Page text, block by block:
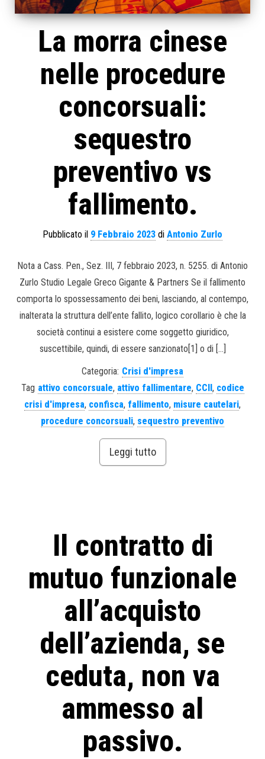
La morra cinese
nelle procedure
concorsuali:
sequestro
preventivo vs
fallimento.
Pubblicato il 9 Febbraio 2023 di Antonio Zurlo
Nota a Cass. Pen., Sez. III, 7 febbraio 2023, n. 5255. di Antonio
Zurlo Studio Legale Greco Gigante & Partners Se il fallimento
comporta lo spossessamento dei beni, lasciando, al contempo,
inalterata la struttura dell’ente fallito, logico corollario è che la
società continui a esistere come soggetto giuridico,
suscettibile, quindi, di essere sanzionato[1] o di […]
Categoria: Crisi d'impresa
Tag attivo concorsuale, attivo fallimentare, CCII, codice
crisi d'impresa, confisca, fallimento, misure cautelari,
procedure concorsuali, sequestro preventivo
Leggi tutto
Il contratto di
mutuo funzionale
all’acquisto
dell’azienda, se
ceduta, non va
ammesso al
passivo.